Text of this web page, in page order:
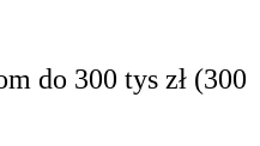
do 300 tys zł (300